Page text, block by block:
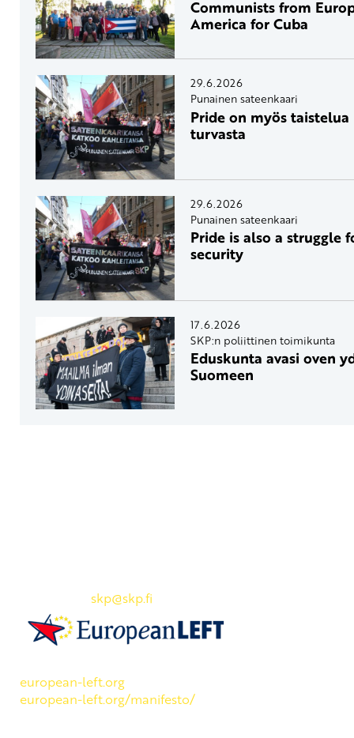
Communists from
America for Cuba
29.6.2026
Punainen sateenkaari
Pride on myös taistelua
turvasta
29.6.2026
Punainen sateenkaari
Pride is also a struggle
security
17.6.2026
SKP:n poliittinen toimikunta
Eduskunta avasi oven
Suomeen
skp@skp.fi
european-left.org
european-left.org/manifesto/